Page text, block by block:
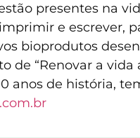
presentes na
e escrever,
bioprodutos
“Renovar a
de história,